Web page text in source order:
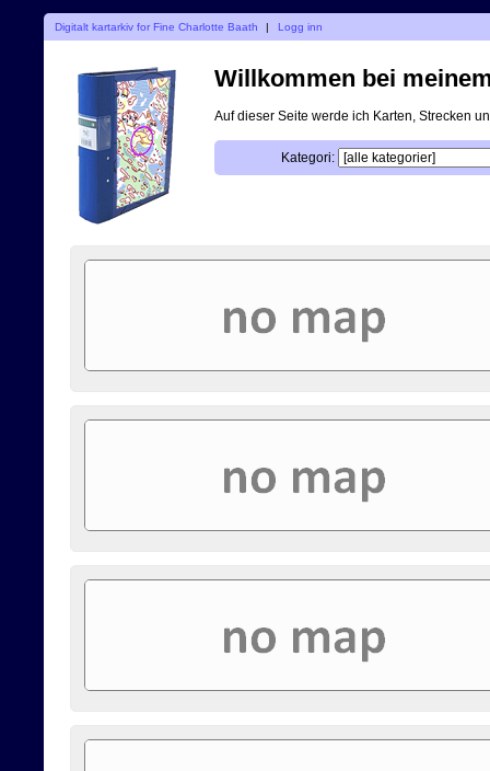
Digitalt kartarkiv for Fine Charlotte Baath | Logg inn
Willkommen bei
Auf dieser Seite werde ich Karten, Strecken
Kategori: